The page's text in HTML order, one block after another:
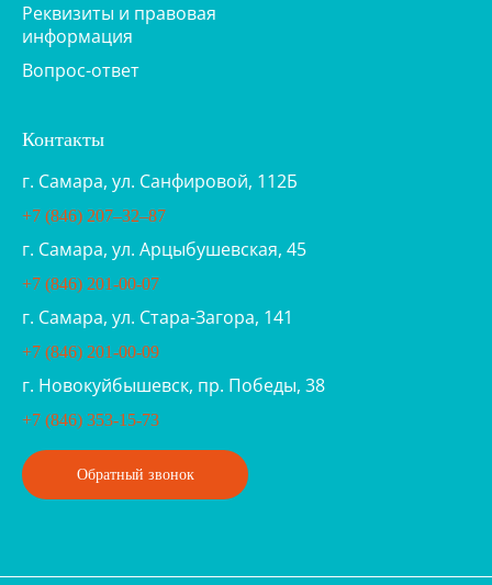
Реквизиты и правовая
информация
Вопрос-ответ
Контакты
г. Самара, ул. Санфировой, 112Б
+7 (846) 207‒32‒87
г. Самара, ул. Арцыбушевская, 45
+7 (846) 201-00-07
г. Самара, ул. Стара-Загора, 141
+7 (846) 201-00-09
г. Новокуйбышевск, пр. Победы, 38
+7 (846) 353-15-73
Обратный звонок